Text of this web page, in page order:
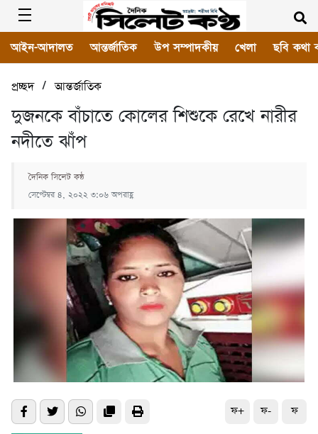
আইন-আদালত আন্তর্জাতিক উপ সম্পাদকীয় খেলা ছবি কথা
প্রচ্ছদ/আন্তর্জাতিক
দুজনকে বাঁচাতে কোলের শিশুকে রেখে নারীর
নদীতে ঝাঁপ
দৈনিক সিলেট কন্ঠ
সেপ্টেম্বর ৪, ২০২২ ৩:০৬ অপরাহ্ণ
ফ+ ফ- ফ